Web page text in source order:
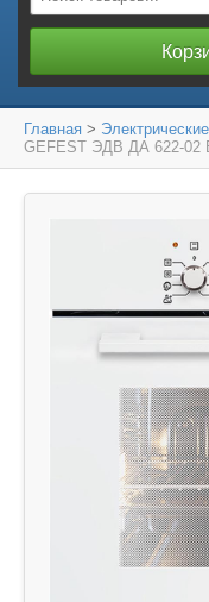
Главная > Электрические
GEFEST ЭДВ ДА 622-02